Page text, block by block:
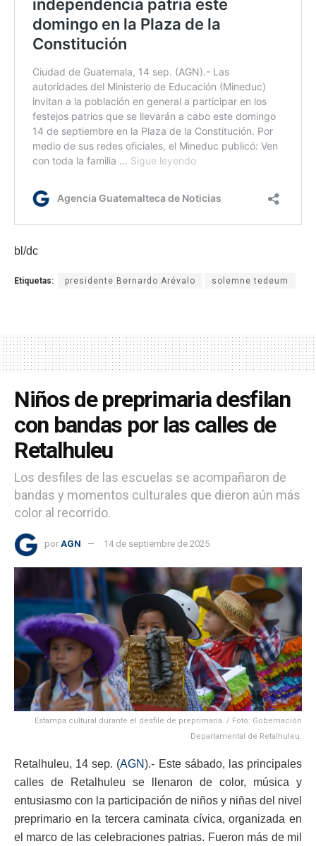
bl/dc
Etiquetas: presidente Bernardo Arévalo solemne tedeum
Niños de preprimaria desfilan
con bandas por las calles de
Retalhuleu
Los desfiles de las escuelas se acompañaron de
bandas y momentos culturales que dieron aún más
color al recorrido.
por AGN 14 de septiembre de 2025
Estampa cultural durante el desfile de preprimaria. / Foto: Gobernación
Departamental de Retalhuleu.
Retalhuleu, 14 sep. (AGN).- Este sábado, las principales
calles de Retalhuleu se llenaron de color, música y
entusiasmo con la participación de niños y niñas del nivel
preprimario en la tercera caminata cívica, organizada en
el marco de las celebraciones patrias. Fueron más de mil